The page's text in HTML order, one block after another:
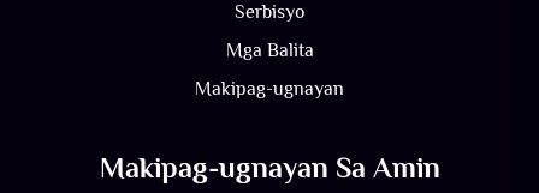
Serbisyo
Mga Balita
Makipag-ugnayan
Makipag-ugnayan Sa Amin